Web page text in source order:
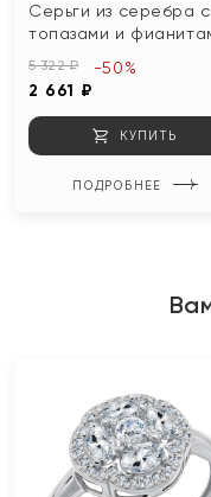
Серьги из серебра с
топазами и
5 322 ₽
2 661 ₽
-50%
КУПИТЬ
ПОДРОБНЕЕ